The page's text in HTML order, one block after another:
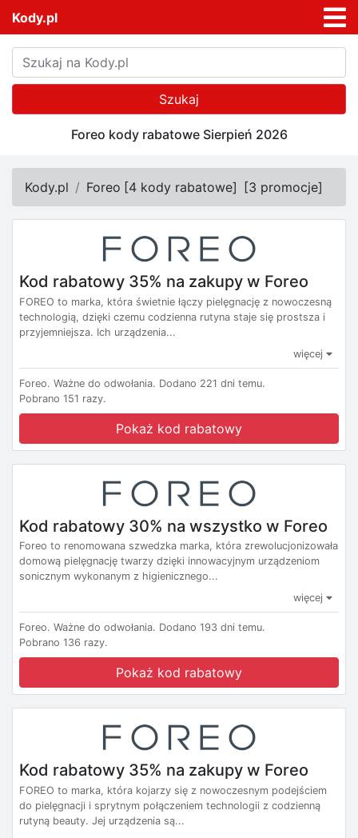
Kody.pl
Szukaj
Foreo kody rabatowe Sierpień 2026
Kody.pl Foreo [4 kody rabatowe] [3 promocje]
Kod rabatowy 35% na zakupy w Foreo
FOREO to marka, która świetnie łączy pielęgnację z nowoczesną
technologią, dzięki czemu codzienna rutyna staje się prostsza i
przyjemniejsza. Ich urządzenia...
więcej
Foreo. Ważne do odwołania. Dodano 221 dni temu.
Pobrano 151 razy.
Pokaż kod rabatowy
Kod rabatowy 30% na wszystko w Foreo
Foreo to renomowana szwedzka marka, która zrewolucjonizowała
domową pielęgnację twarzy dzięki innowacyjnym urządzeniom
sonicznym wykonanym z higienicznego...
więcej
Foreo. Ważne do odwołania. Dodano 193 dni temu.
Pobrano 136 razy.
Pokaż kod rabatowy
Kod rabatowy 35% na zakupy w Foreo
FOREO to marka, która kojarzy się z nowoczesnym podejściem
do pielęgnacji i sprytnym połączeniem technologii z codzienną
rutyną beauty. Jej urządzenia są...